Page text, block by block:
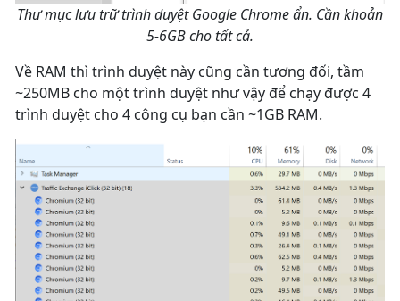
Thư mục lưu trữ trình duyệt Google Chrome ẩn. Cần khoản
5-6GB cho tất cả.
Về RAM thì trình duyệt này cũng cần tương đối, tầm
~250MB cho một trình duyệt như vậy để chạy được 4
trình duyệt cho 4 công cụ bạn cần ~1GB RAM.